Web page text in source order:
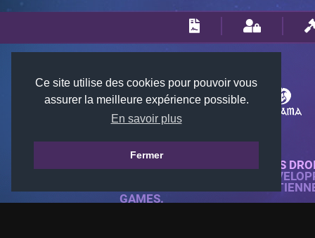
Ce site utilise des cookies pour pouvoir vous
assurer la meilleure expérience possible.
En savoir plus
Fermer
© 2018-2026 KTARENA. TOUS
SITE WEB ENTIÈREMENT
TOUTES LES IMAGES
GAMES.